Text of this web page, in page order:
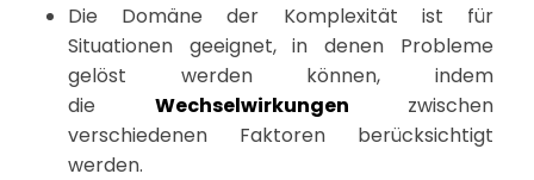
Die Domäne der Komplexität ist für
Situationen geeignet, in denen Probleme
gelöst werden können, indem
die Wechselwirkungen zwischen
verschiedenen Faktoren berücksichtigt
werden.